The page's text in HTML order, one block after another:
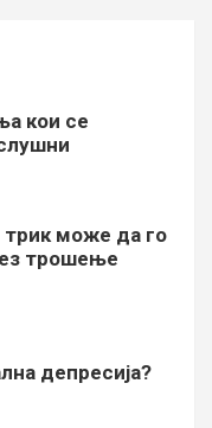
кои се
трик може да го
трошење
депресија?